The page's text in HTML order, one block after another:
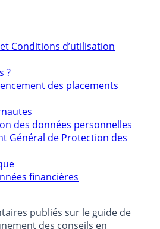
Conditions d’utilisation
des placements
des données personnelles
Général de Protection des